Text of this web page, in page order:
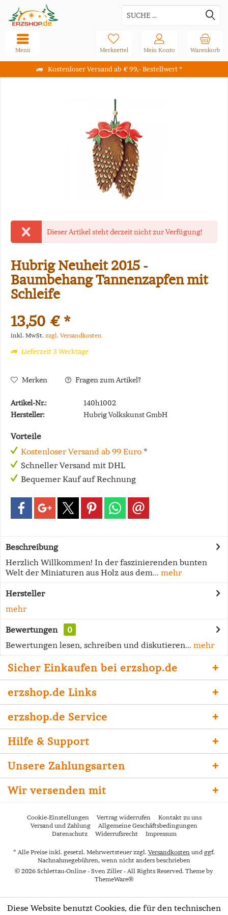
Kostenloser Versand ab € 99,- Bestellwert *
Warenkorb
Merkzettel Mein Konto
Menü
Dieser Artikel steht derzeit nicht zur Verfügung!
Hubrig Neuheit 2015 -
Baumbehang Tannenzapfen mit
Schleife
13,50 € *
inkl. MwSt. zzgl. Versandkosten
Lieferzeit 3 Werktage
Merken Fragen zum Artikel?
Artikel-Nr.:
140h1002
Hersteller:
Hubrig Volkskunst GmbH
Vorteile
Kostenloser Versand ab 99 Euro *
Schneller Versand mit DHL
Bequemer Kauf auf Rechnung
Beschreibung
Herzlich Willkommen! In der faszinierenden bunten
Welt der Miniaturen aus Holz aus dem... mehr
Hersteller
mehr
Bewertungen
0
Bewertungen lesen, schreiben und diskutieren... mehr
Sicher Einkaufen bei erzshop.de
erzshop.de Links
erzshop.de Service
Hilfe & Support
Unsere Zahlungsarten
Wir versenden mit
Cookie-Einstellungen Vertrag widerrufen
Kontakt zu uns
Versand und Zahlung
Allgemeine Geschäftsbedingungen
Datenschutz
Widerrufsrecht Impressum
* Alle Preise inkl. gesetzl. Mehrwertsteuer zzgl. Versandkosten und ggf.
Nachnahmegebühren, wenn nicht anders beschrieben
© 2026 Schlettau-Online - Sven Ziller - All Rights Reserved. Theme by
ThemeWare®
Diese Website benutzt Cookies, die für den technischen